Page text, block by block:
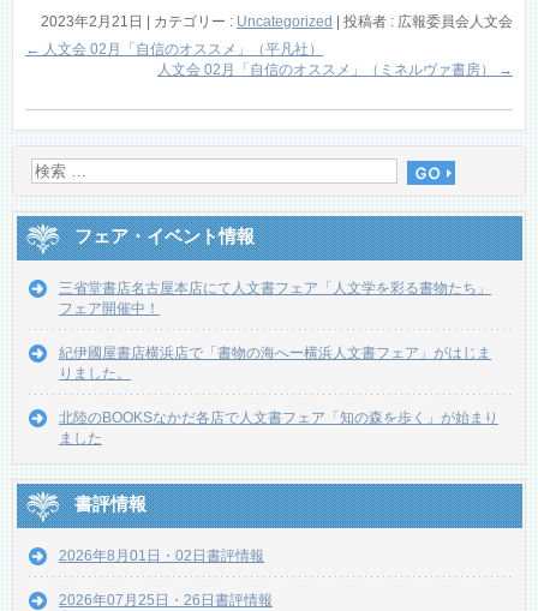
2023年2月21日 カテゴリー : Uncategorized
投稿者 : 広報委員会人文会
← 人文会 02月「自信のオススメ」（平凡社）
人文会 02月「自信のオススメ」（ミネルヴァ書房）
→
フェア・イベント情報
三省堂書店名古屋本店にて人文書フェア「人文学を彩る書物たち」
フェア開催中！
紀伊國屋書店横浜店で「書物の海へー横浜人文書フェア」がはじま
りました。
北陸のBOOKSなかだ各店で人文書フェア「知の森を歩く」が始まり
ました
書評情報
2026年8月01日・02日書評情報
2026年07月25日・26日書評情報